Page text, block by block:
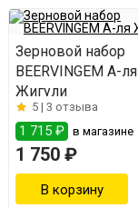
Зерновой набор
BEERVINGEM А-ля
Жигули
5 | 3 отзыва
1 715 ₽ в магазине
1 750 ₽